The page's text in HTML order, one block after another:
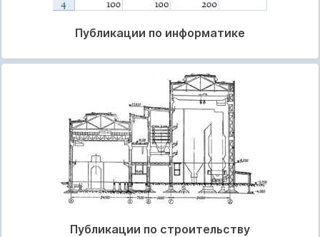
Публикации по информатике
Публикации по строительству